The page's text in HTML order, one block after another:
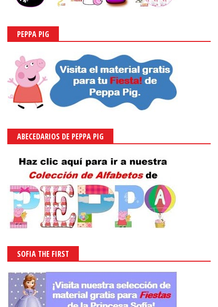
PEPPA PIG
ABECEDARIOS DE PEPPA PIG
SOFIA THE FIRST